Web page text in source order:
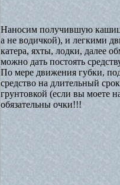
Наносим получившую
а не водичкой), и легкими
катера, яхты, лодки, далее
можно дать постоять
По мере движения губки, под
средство на длительный
грунтовкой (если вы моете
обязательны очки!!!